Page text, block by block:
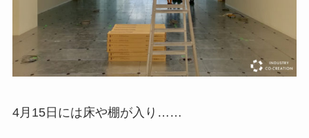
4月15日には床や棚が入り……